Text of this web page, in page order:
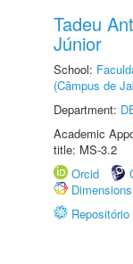
Tadeu
Júnior
School:
(Câmpus de
Department:
Academic
title: MS-3.2
Orcid
Dimensions